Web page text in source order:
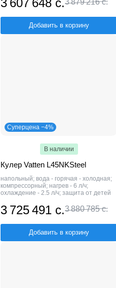
3 607 648 с.3 879 216 с.
Добавить в корзину
Суперцена −4%
В наличии
Кулер Vatten L45NKSteel
напольный; вода - горячая - холодная;
компрессорный; нагрев - 6 л/ч;
охлаждение - 2.5 л/ч; защита от детей
3 725 491 с.3 880 785 с.
Добавить в корзину